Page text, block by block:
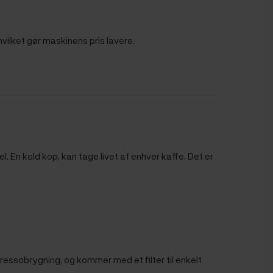
gør maskinens pris lavere.
En kold kop, kan tage livet af enhver kaffe. Det er
og kommer med et filter til enkelt